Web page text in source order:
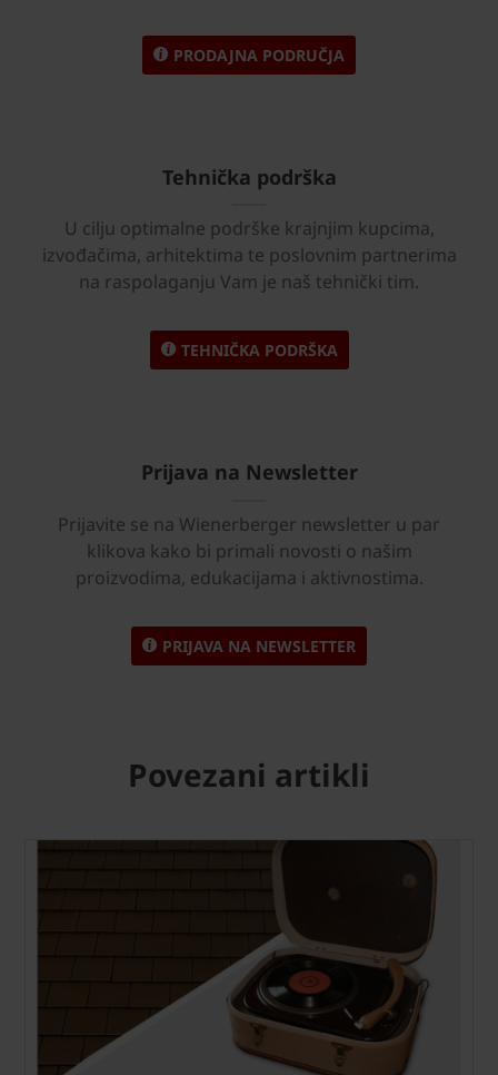
PRODAJNA PODRUČJA
Tehnička podrška
U cilju optimalne podrške krajnjim kupcima,
izvođačima, arhitektima te poslovnim partnerima
na raspolaganju Vam je naš tehnički tim.
TEHNIČKA PODRŠKA
Prijava na Newsletter
Prijavite se na Wienerberger newsletter u par
klikova kako bi primali novosti o našim
proizvodima, edukacijama i aktivnostima.
PRIJAVA NA NEWSLETTER
Povezani artikli